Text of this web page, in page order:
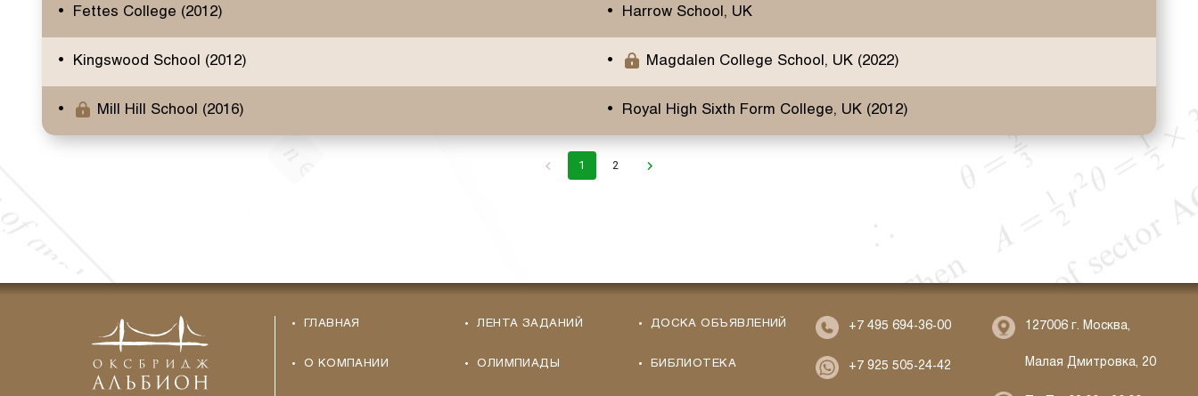
Fettes College (2012) Harrow School, UK
Kingswood School (2012) Magdalen College School, UK (2022)
Mill Hill School (2016) Royal High Sixth Form College, UK (2012)
1 2
ГЛАВНАЯ
О КОМПАНИИ
ЛЕНТА ЗАДАНИЙ
ОЛИМПИАДЫ
ДОСКА ОБЪЯВЛЕНИЙ
БИБЛИОТЕКА
+7 495 694-36-00
+7 925 505-24-42
127006 г. Москва,
Малая Дмитровка, 20